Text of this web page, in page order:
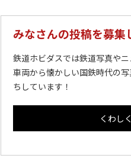
みなさんの投稿を募集
鉄道ホビダスでは鉄道写真や
車両から懐かしい国鉄時代の
ちしています！
くわし